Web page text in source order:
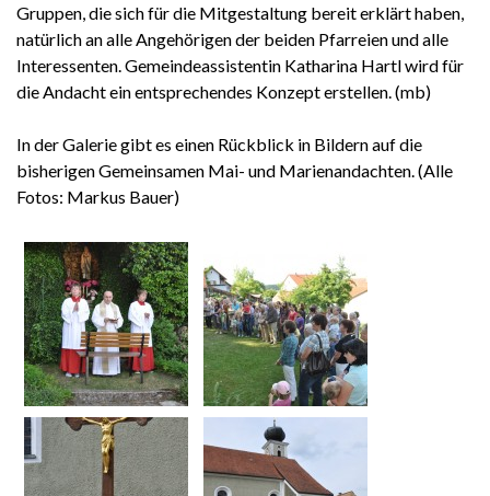
Gruppen, die sich für die Mitgestaltung bereit erklärt haben,
natürlich an alle Angehörigen der beiden Pfarreien und alle
Interessenten. Gemeindeassistentin Katharina Hartl wird für
die Andacht ein entsprechendes Konzept erstellen. (mb)
In der Galerie gibt es einen Rückblick in Bildern auf die
bisherigen Gemeinsamen Mai- und Marienandachten. (Alle
Fotos: Markus Bauer)